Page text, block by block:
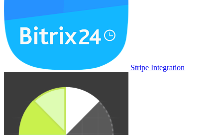
Stripe Integration